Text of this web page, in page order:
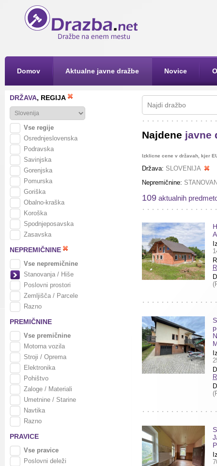
Domov Aktualne javne dražbe Novice
DRŽAVA, REGIJA
Vse regije
Osrednjeslovenska
Podravska
Savinjska
Gorenjska
Pomurska
Goriška
Obalno-kraška
Koroška
Spodnjeposavska
Zasavska
NEPREMIČNINE
Vse nepremičnine
Stanovanja / Hiše
Poslovni prostori
Zemljišča / Parcele
Razno
PREMIČNINE
Vse premičnine
Motorna vozila
Stroji / Oprema
Elektronika
Pohištvo
Zaloge / Materiali
Umetnine / Starine
Navtika
Razno
PRAVICE
Vse pravice
Poslovni deleži
Najdene javne
Izklicne cene v državah, kjer
Država: SLOVENIJA
Nepremičnine:
109 aktualnih